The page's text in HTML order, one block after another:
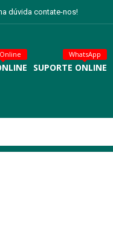
dúvida contate-nos!
SUPORTE ONLINE
WhatsApp